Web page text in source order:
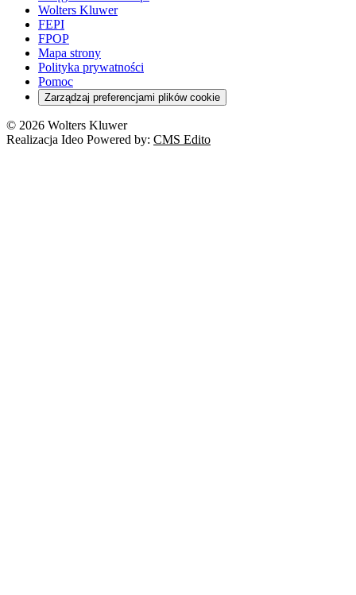
Wolters Kluwer
FEPI
FPOP
Mapa strony
Polityka prywatności
Pomoc
Zarządzaj preferencjami plików cookie
© 2026 Wolters Kluwer
Realizacja Ideo Powered by: CMS Edito